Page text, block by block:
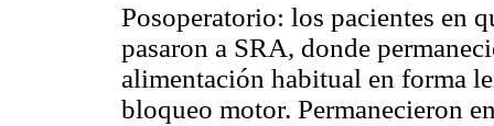
Posoperatorio: los pacientes en
pasaron a SRA, donde
alimentación habitual en forma
bloqueo motor. Permanecieron